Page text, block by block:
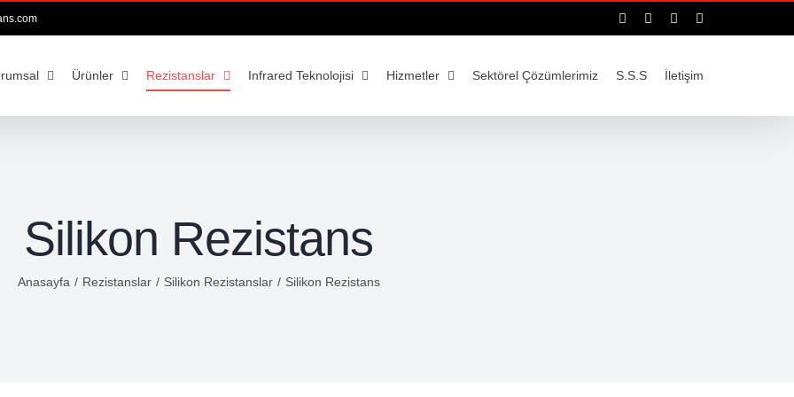
FacebookInstagramYouTube
Ürünler Rezistanslar Infrared Teknolojisi Hizmetler Sektörel Çözümlerimiz S.S.S İletişim
Silikon Rezistans
/ Rezistanslar / Silikon Rezistanslar / Silikon Rezistans